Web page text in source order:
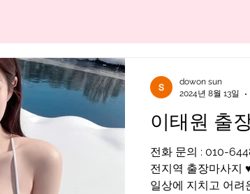
이태원 출
전화 문의 : 010-
전지역 출장마사
일상에 지치고 어려운 시기에 고객님들
dowon sun
2024년 8월 13일